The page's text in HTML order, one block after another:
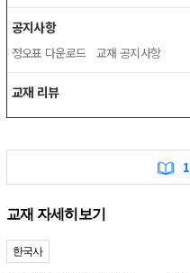
공지사항
정오표 다운로드 교재 공지사항
교재 리뷰
교재 자세히보기
한국사